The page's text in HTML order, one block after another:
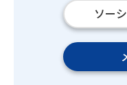
ソー